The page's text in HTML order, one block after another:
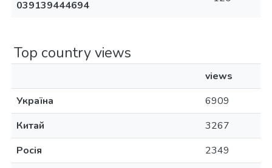
039139444694
Top country views
views
Україна
6909
Китай
3267
Росія
2349